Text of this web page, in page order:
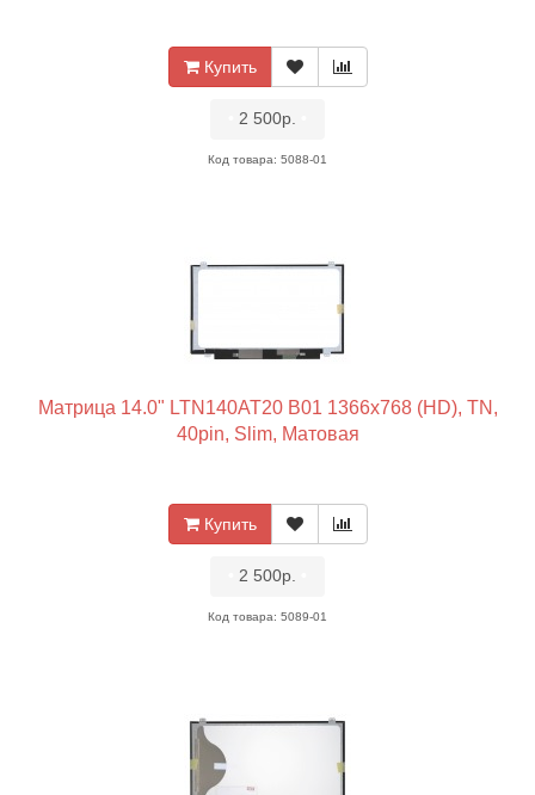
Купить
2 500р.
Код товара: 5088-01
Матрица 14.0" LTN140AT20 B01 1366x768 (HD), TN,
40pin, Slim, Матовая
Купить
2 500р.
Код товара: 5089-01